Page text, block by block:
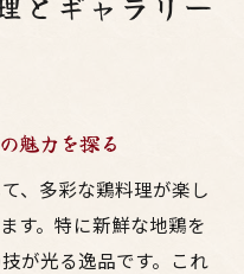
至福の瞬間
鳥の奥深さとは
鳥体験ポイント
至高のひととき
の奥深さに触れる
魅力を探る
、多彩な鶏料理が楽し
す。特に新鮮な地鶏を
が光る逸品です。これ